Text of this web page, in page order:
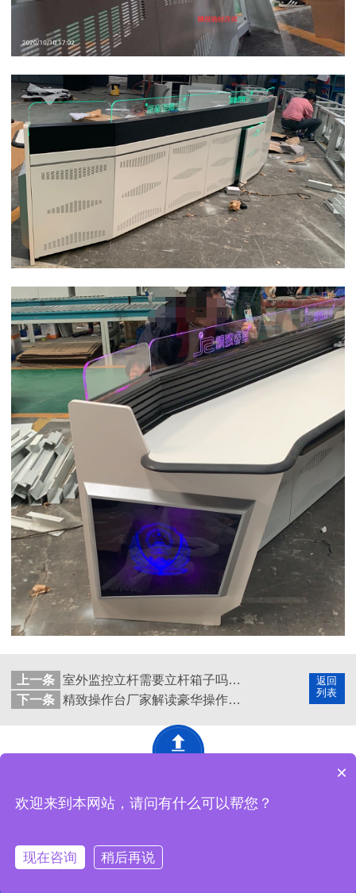
返回
列表
上一条
室外监控立杆需要立杆箱子吗？需要多大的？
下一条
精致操作台厂家解读豪华操作台技术规格书（参数表）
深圳市精致网络设备有限公司 版权所有
工厂地址：东莞市黄江镇马庙街18号黄金工业城4栋精致工业园
×
欢迎来到本网站，请问有什么可以帮您？
现在咨询 稍后再说